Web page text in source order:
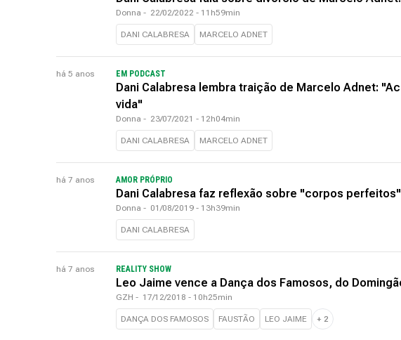
Donna - 22/02/2022 - 11h59min
DANI CALABRESA MARCELO ADNET
há 5 anos EM PODCAST
Dani Calabresa lembra traição de Marcelo Adnet:
vida"
Donna - 23/07/2021 - 12h04min
DANI CALABRESA MARCELO ADNET
há 7 anos AMOR PRÓPRIO
Dani Calabresa faz reflexão sobre "corpos
Donna - 01/08/2019 - 13h39min
DANI CALABRESA
há 7 anos REALITY SHOW
Leo Jaime vence a Dança dos Famosos, do
GZH - 17/12/2018 - 10h25min
DANÇA DOS FAMOSOS FAUSTÃO LEO JAIME + 2